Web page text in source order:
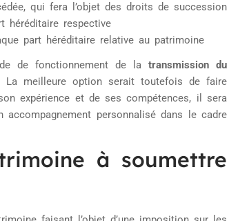
qui fera l’objet des droits de succession
héréditaire respective
part héréditaire relative au patrimoine
de fonctionnement de latransmission du
La meilleure option serait toutefois de faire
expérience et de ses compétences, il sera
personnalisé dans le cadre
à soumettre